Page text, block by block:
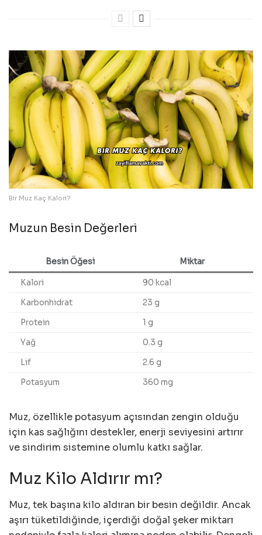
Bir Muz Kaç Kalori?
Muzun Besin Değerleri
Besin Öğesi Miktar
Kalori
90 kcal
Karbonhidrat
23 g
Protein
1 g
Yağ
0.3 g
Lif
2.6 g
Potasyum
360 mg
Muz, özellikle potasyum açısından zengin olduğu
için kas sağlığını destekler, enerji seviyesini artırır
ve sindirim sistemine olumlu katkı sağlar.
Muz Kilo Aldırır mı?
Muz, tek başına kilo aldıran bir besin değildir. Ancak
aşırı tüketildiğinde, içerdiği doğal şeker miktarı